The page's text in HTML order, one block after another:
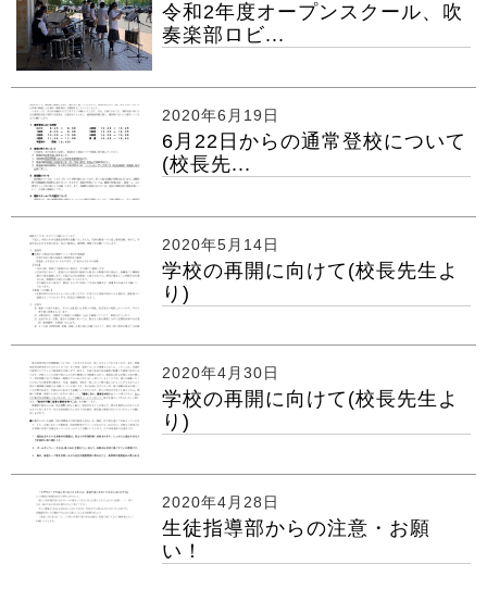
令和2年度オープンスクール、吹
奏楽部ロビ...
2020年6月19日
6月22日からの通常登校について
(校長先...
2020年5月14日
学校の再開に向けて(校長先生よ
り)
2020年4月30日
学校の再開に向けて(校長先生よ
り)
2020年4月28日
生徒指導部からの注意・お願
い！